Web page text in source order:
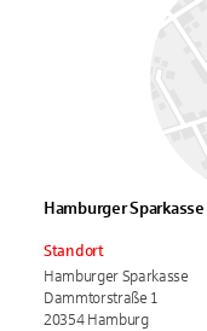
Hamburger Sparkasse
Standort
Hamburger Sparkasse
Dammtorstraße 1
20354 Hamburg